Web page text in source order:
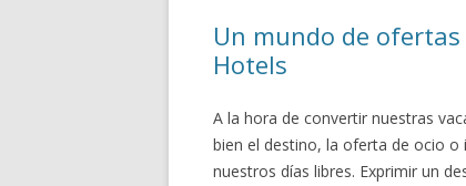
Un mundo de
Hotels
A la hora de convertir nuestras
bien el destino, la oferta de ocio o
nuestros días libres. Exprimir un